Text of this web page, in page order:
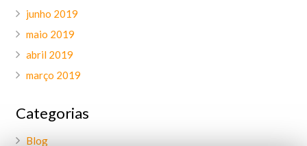
junho 2019
maio 2019
abril 2019
março 2019
Categorias
Blog